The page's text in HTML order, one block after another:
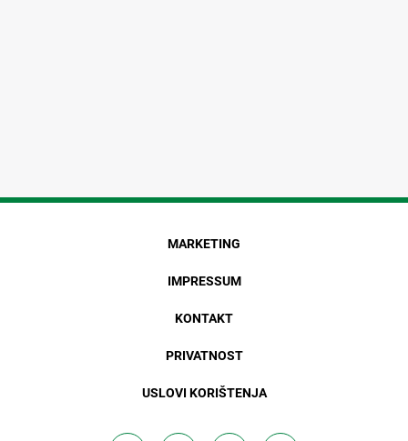
MARKETING
IMPRESSUM
KONTAKT
PRIVATNOST
USLOVI KORIŠTENJA